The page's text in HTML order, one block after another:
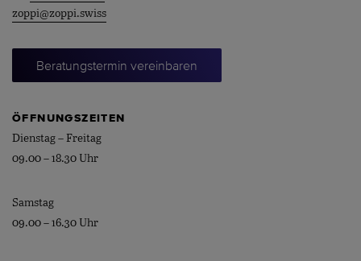
zoppi@zoppi.swiss
Beratungstermin vereinbaren
ÖFFNUNGSZEITEN
Dienstag – Freitag
09.00 – 18.30 Uhr
Samstag
09.00 – 16.30 Uhr